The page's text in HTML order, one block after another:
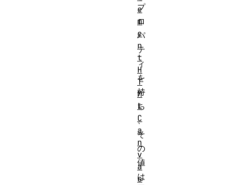
プ
ロ
パ
テ
ィ
を
持
ち
、
そ
の
値
は
e
m
e
n
t
H
T
M
L
C
a
n
v
a
s